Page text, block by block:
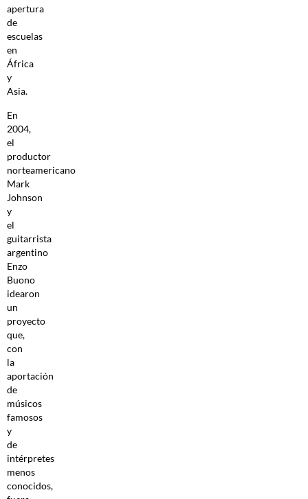
apertura
de
escuelas
en
África
y
Asia.
En
2004,
el
productor
norteamericano
Mark
Johnson
y
el
guitarrista
argentino
Enzo
Buono
idearon
un
proyecto
que,
con
la
aportación
de
músicos
famosos
y
de
intérpretes
menos
conocidos,